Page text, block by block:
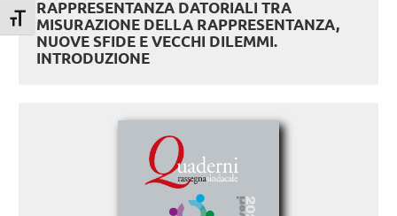
Attiva/disattiva dimensione testo
RAPPRESENTANZA DATORIALI TRA
MISURAZIONE DELLA RAPPRESENTANZA,
NUOVE SFIDE E VECCHI DILEMMI.
INTRODUZIONE